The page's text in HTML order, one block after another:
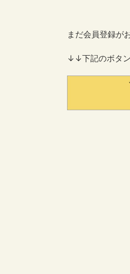
まだ会員登録
↓↓下記のボタ